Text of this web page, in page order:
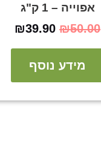
אפוייה – 1 ק"ג
₪50.00
₪39.90
מידע נוסף